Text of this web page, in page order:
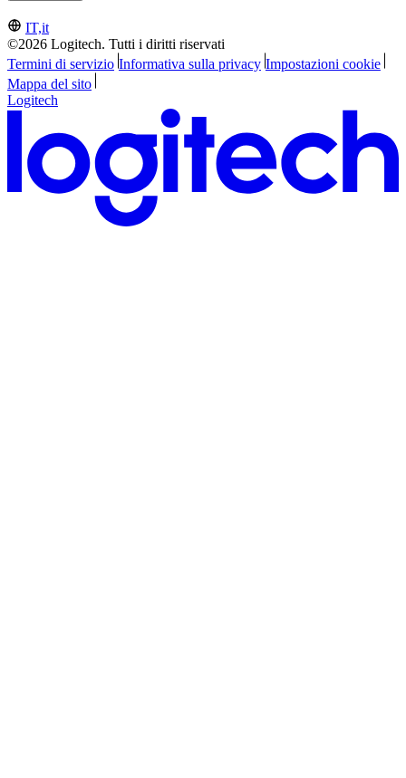
IT,it
©2026 Logitech. Tutti i diritti riservati
Termini di servizio Informativa sulla privacy Impostazioni cookie
Mappa del sito
Logitech